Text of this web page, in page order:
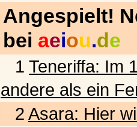
Angespielt!
bei aeiou.de
1 Teneriffa: Im
andere als ein
2 Asara: Hier